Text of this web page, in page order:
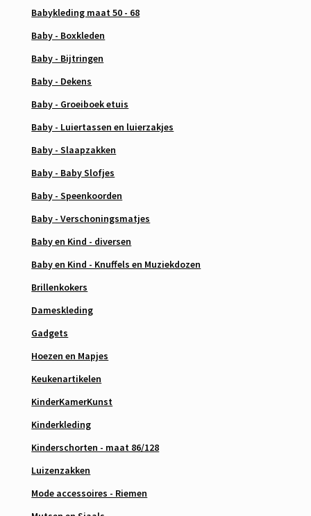
Babykleding maat 50 - 68
Baby - Boxkleden
Baby - Bijtringen
Baby - Dekens
Baby - Groeiboek etuis
Baby - Luiertassen en luierzakjes
Baby - Slaapzakken
Baby - Baby Slofjes
Baby - Speenkoorden
Baby - Verschoningsmatjes
Baby en Kind - diversen
Baby en Kind - Knuffels en Muziekdozen
Brillenkokers
Dameskleding
Gadgets
Hoezen en Mapjes
Keukenartikelen
KinderKamerKunst
Kinderkleding
Kinderschorten - maat 86/128
Luizenzakken
Mode accessoires - Riemen